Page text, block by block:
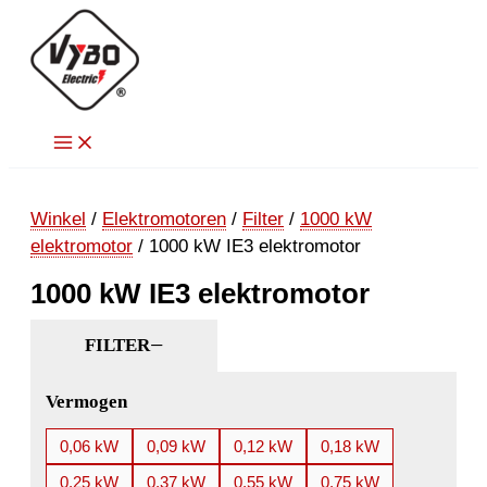
naar
Winkel / Elektromotoren / Filter / 1000 kW
elektromotor / 1000 kW IE3 elektromotor
1000 kW IE3 elektromotor
FILTER
Vermogen
0,06 kW 0,09 kW 0,12 kW
0,18 kW
0,25 kW
0,37 kW 0,55 kW
0,75 kW